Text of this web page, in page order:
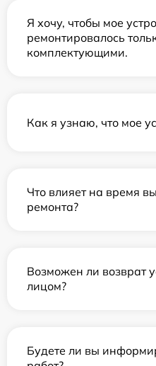
Я хочу, чтобы мое
ремонтировалось
комплектующими.
Как я узнаю, что мое
Что влияет на время
ремонта?
Возможен ли возврат
лицом?
Будете ли вы